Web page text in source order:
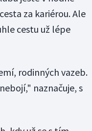
za kariérou. Ale
cestu už lépe
rodinných vazeb.
naznačuje, s